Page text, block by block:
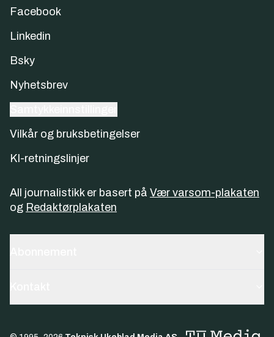
Facebook
Linkedin
Bsky
Nyhetsbrev
Vilkår og bruksbetingelser
KI-retningslinjer
All journalistikk er basert på Vær varsom-plakaten
og Redaktørplakaten